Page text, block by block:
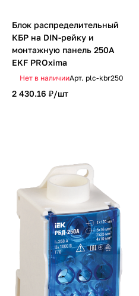
Блок распределительный
КБР на DIN-рейку и
монтажную панель 250A
EKF PROxima
Нет в наличииАрт. plc-kbr250
2 430.16 ₽/шт